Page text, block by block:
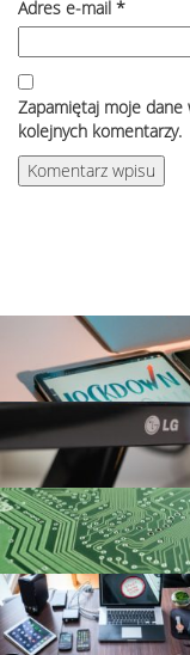
Adres e-mail *
Zapamiętaj moje dane
kolejnych komentarzy.